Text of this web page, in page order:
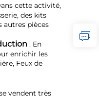
cette activité,
des kits
autres pièces
. En
enrichir les
Feux de
vendent très